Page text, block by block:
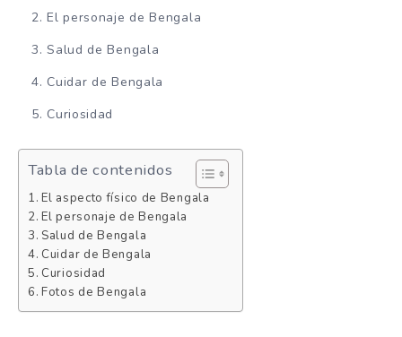
El personaje de Bengala
Salud de Bengala
Cuidar de Bengala
Curiosidad
Tabla de contenidos
El aspecto físico de Bengala
El personaje de Bengala
Salud de Bengala
Cuidar de Bengala
Curiosidad
Fotos de Bengala